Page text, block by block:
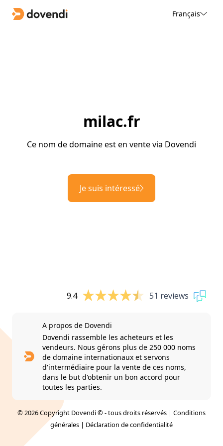
Français
milac.fr
Ce nom de domaine est en vente via Dovendi
Je suis intéressé
9.4 51 reviews
A propos de Dovendi
Dovendi rassemble les acheteurs et les
vendeurs. Nous gérons plus de 250 000 noms
de domaine internationaux et servons
d'intermédiaire pour la vente de ces noms,
dans le but d'obtenir un bon accord pour
toutes les parties.
© 2026 Copyright Dovendi © - tous droits réservés | Conditions
générales | Déclaration de confidentialité